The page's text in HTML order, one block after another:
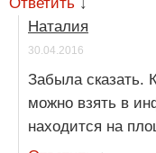
Наталия
30.04.2016
Забыла сказать.
можно взять в
находится на